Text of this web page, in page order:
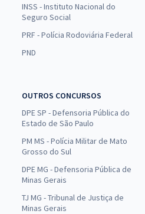
INSS - Instituto Nacional do
Seguro Social
PRF - Polícia Rodoviária Federal
PND
OUTROS CONCURSOS
DPE SP - Defensoria Pública do
Estado de São Paulo
PM MS - Polícia Militar de Mato
Grosso do Sul
DPE MG - Defensoria Pública de
Minas Gerais
TJ MG - Tribunal de Justiça de
Minas Gerais